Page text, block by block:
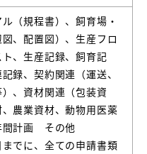
（規程書）、飼育場・
、配置図）、生産フロ
、生産記録、飼育記
録、契約関連（運送、
、資材関連（包装資
農業資材、動物用医薬
間計画 その他
でに、全ての申請書類